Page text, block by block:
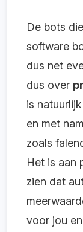
De bots
software
dus net
dus over
is
en met
zoals
Het is aan
zien dat
voor jou